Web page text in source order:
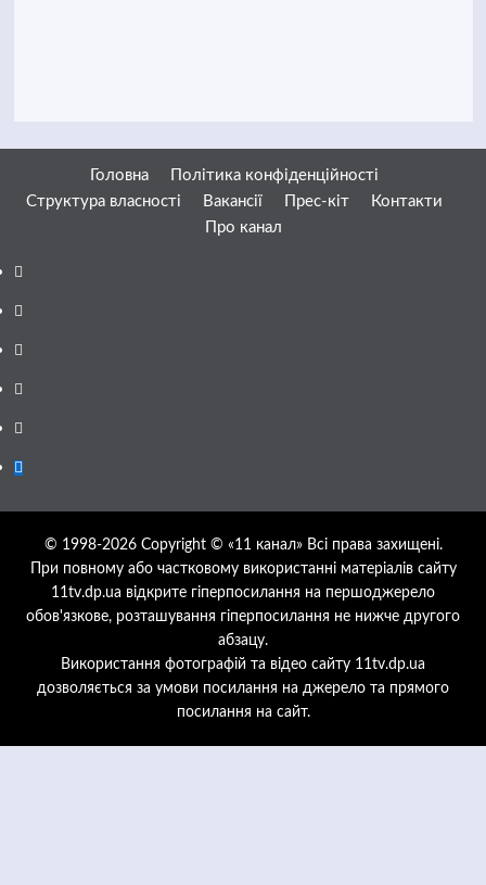
Головна
Політика конфіденційності
Структура власності
Вакансії Прес-кіт
Контакти
Про канал
Facebook
YouTube
Telegram
Instagram
Twitter
Google
© 1998-2026 Copyright © «11 канал» Всі права захищені.
При повному або частковому використанні матеріалів сайту
11tv.dp.ua відкрите гіперпосилання на першоджерело
обов'язкове, розташування гіперпосилання не нижче другого
абзацу.
Використання фотографій та відео сайту 11tv.dp.ua
дозволяється за умови посилання на джерело та прямого
посилання на сайт.